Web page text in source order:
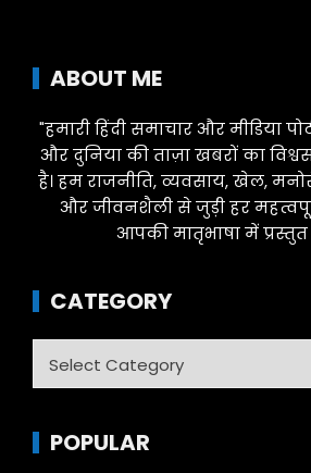
ABOUT ME
"हमारी हिंदी समाचार और मीडिया
और दुनिया की ताज़ा खबरों का
है। हम राजनीति, व्यवसाय, खेल,
और जीवनशैली से जुड़ी हर
आपकी मातृभाषा में
CATEGORY
POPULAR